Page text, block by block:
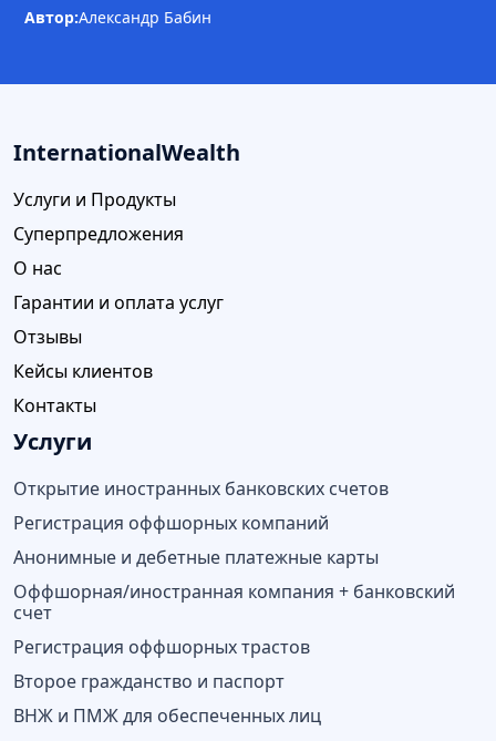
Автор:Александр Бабин
InternationalWealth
Услуги и Продукты
Суперпредложения
О нас
Гарантии и оплата услуг
Отзывы
Кейсы клиентов
Контакты
Услуги
Открытие иностранных банковских счетов
Регистрация оффшорных компаний
Анонимные и дебетные платежные карты
Оффшорная/иностранная компания + банковский
счет
Регистрация оффшорных трастов
Второе гражданство и паспорт
ВНЖ и ПМЖ для обеспеченных лиц